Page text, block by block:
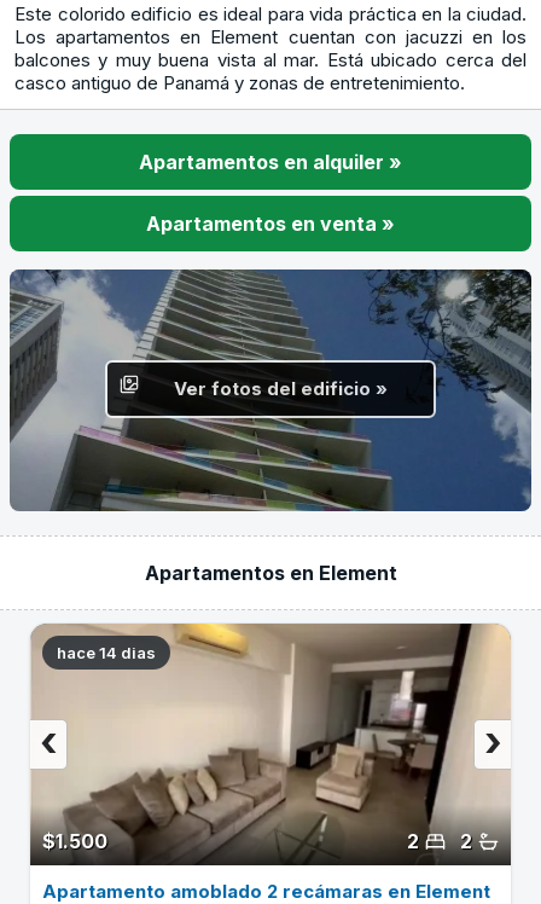
Este colorido edificio es ideal para vida práctica en la ciudad.
Los apartamentos en Element cuentan con jacuzzi en los
balcones y muy buena vista al mar. Está ubicado cerca del
casco antiguo de Panamá y zonas de entretenimiento.
Apartamentos en alquiler »
Apartamentos en venta »
Ver fotos del edificio »
Apartamentos en Element
hace 14 dias
$1.500 2
2
›
‹
Apartamento amoblado 2 recámaras en Element